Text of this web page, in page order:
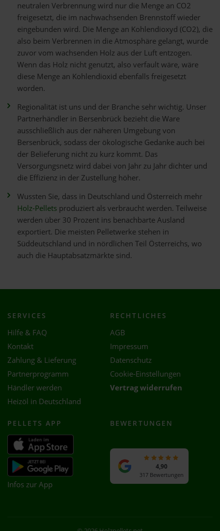
neutralen Verbrennung wird nur die Menge an CO2
freigesetzt, die im nachwachsenden Brennstoff wieder
eingebunden wird. Die Menge an Kohlendioxyd (CO2), die
also beim Verbrennen in die Atmosphäre gelangt, wurde
zuvor vom wachsenden Holz aus der Luft entzogen.
Wenn das Holz nicht genutzt, also verfault wäre, wäre
diese Menge an Kohlendioxid ebenfalls freigesetzt
worden.
Regionalität ist uns und der Branche sehr wichtig. Unser
Partnerhändler in Bersenbrück bezieht die Ware
ausschließlich aus der näheren Umgebung von
Bersenbrück, sodass der ökologische Gedanke auch bei
der Belieferung nicht zu kurz kommt. Das
Versorgungsnetz wird dabei von Jahr zu Jahr dichter und
die Effizienz in der Zustellung höher.
Wussten Sie, dass in Deutschland und Österreich mehr
Holz-Pellets produziert als verbraucht werden. Teilweise
werden über 30 Prozent ins benachbarte Ausland
exportiert. Die meisten Pelletwerke stehen in
Süddeutschland und in nördlichen Teil Österreichs, wo
auch die Hauptabsatzmärkte sind.
SERVICES
Hilfe & FAQ
Kontakt
Zahlung & Lieferung
Partnerprogramm
Händler werden
Heizöl in Deutschland
RECHTLICHES
AGB
Impressum
Datenschutz
Cookie-Einstellungen
Vertrag widerrufen
PELLETS APP
Infos zur App
BEWERTUNGEN
4,90
317 Bewertungen